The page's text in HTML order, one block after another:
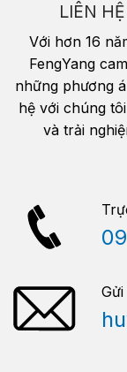
LIÊN
Với hơn 16
FengYang
những phương
hệ với chúng
và trải